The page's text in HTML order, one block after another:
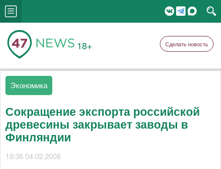
18+ Сделать новость
Экономика
Сокращение экспорта российской
древесины закрывает заводы в
Финляндии
19:36 04.02.2008